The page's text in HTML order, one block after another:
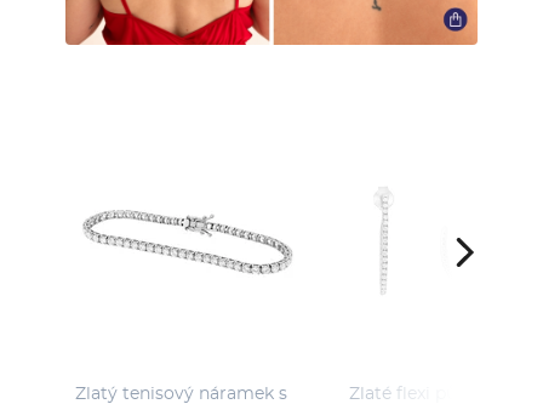
Zlatý tenisový náramek s
Zlaté flexi půlkruhové